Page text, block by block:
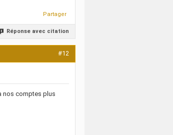
Partager
Réponse avec citation
#12
nos comptes plus